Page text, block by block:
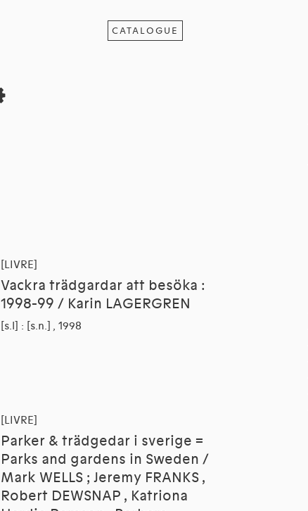
CATALOGUE
[LIVRE]
Vackra trädgardar att besöka :
1998-99 / Karin LAGERGREN
[s.l] : [s.n.] , 1998
[LIVRE]
Parker & trädgedar i sverige =
Parks and gardens in Sweden /
Mark WELLS ; Jeremy FRANKS ,
Robert DEWSNAP , Katriona